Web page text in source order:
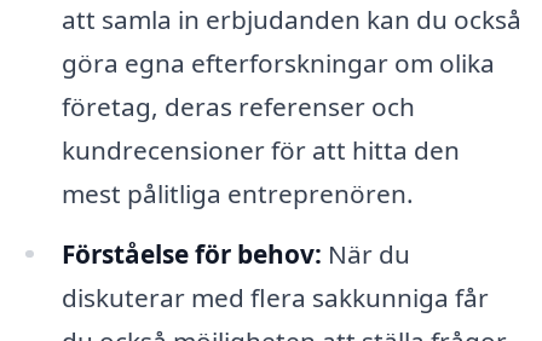
att samla in erbjudanden kan du också
göra egna efterforskningar om olika
företag, deras referenser och
kundrecensioner för att hitta den
mest pålitliga entreprenören.
Förståelse för behov: När du
diskuterar med flera sakkunniga får